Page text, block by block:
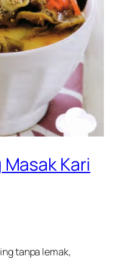
Kari
tanpa lemak,